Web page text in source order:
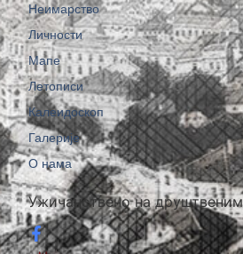
Ужичанствено на
Неимарство
Личности
Мапе
Летописи
Калеидоскоп
Галерије
О нама